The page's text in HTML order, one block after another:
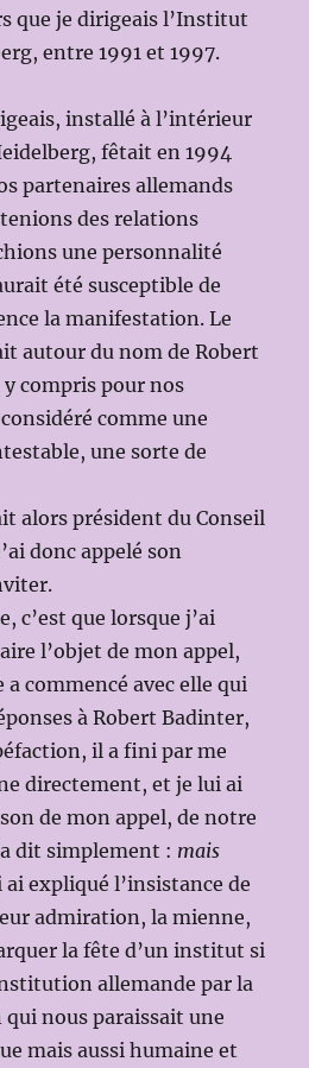
que je dirigeais l’Institut
entre 1991 et 1997.
installé à l’intérieur
fêtait en 1994
partenaires allemands
des relations
une personnalité
été susceptible de
la manifestation. Le
autour du nom de Robert
compris pour nos
comme une
une sorte de
alors président du Conseil
donc appelé son
c’est que lorsque j’ai
l’objet de mon appel,
commencé avec elle qui
à Robert Badinter,
il a fini par me
directement, et je lui ai
de mon appel, de notre
dit simplement : mais
ai expliqué l’insistance de
admiration, la mienne,
la fête d’un institut si
allemande par la
qui nous paraissait une
mais aussi humaine et